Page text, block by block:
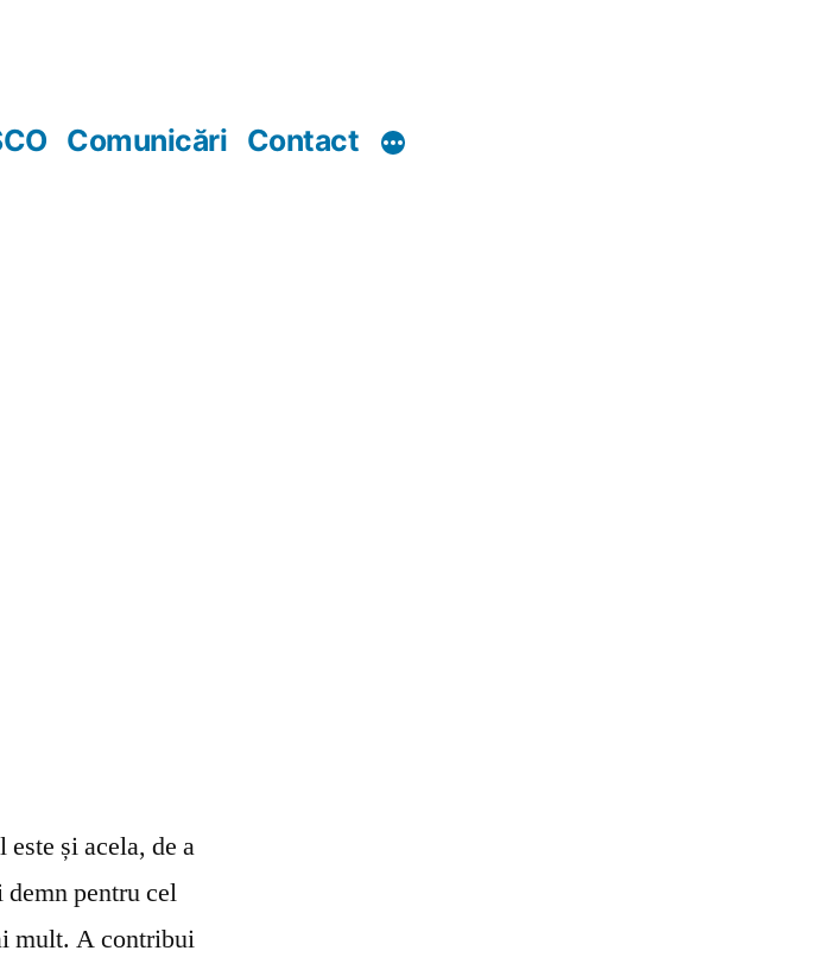
Comunicări Contact
și acela, de a
demn pentru cel
mult. A contribui